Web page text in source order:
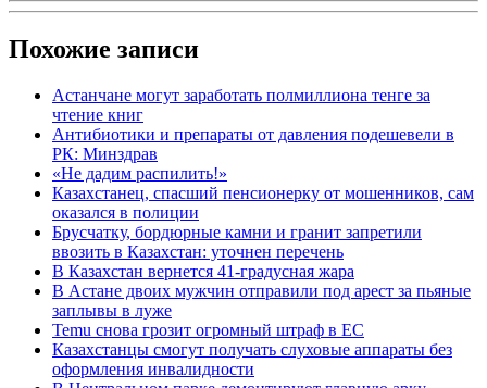
Похожие записи
Астанчане могут заработать полмиллиона тенге за
чтение книг
Антибиотики и препараты от давления подешевели в
РК: Минздрав
«Не дадим распилить!»
Казахстанец, спасший пенсионерку от мошенников, сам
оказался в полиции
Брусчатку, бордюрные камни и гранит запретили
ввозить в Казахстан: уточнен перечень
В Казахстан вернется 41-градусная жара
В Астане двоих мужчин отправили под арест за пьяные
заплывы в луже
Temu снова грозит огромный штраф в ЕС
Казахстанцы смогут получать слуховые аппараты без
оформления инвалидности